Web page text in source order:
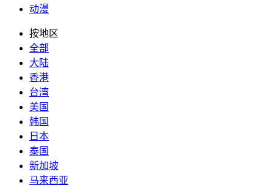
动漫
按地区
全部
大陆
香港
台湾
美国
韩国
日本
泰国
新加坡
马来西亚